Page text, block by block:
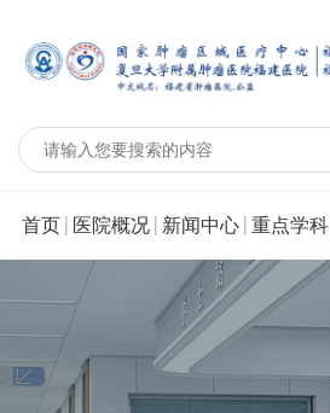
首页 | 医院概况 | 新闻中心 | 重点学科